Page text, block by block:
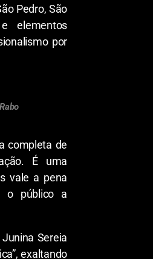
Pedro, São
elementos
por
completa de
É uma
vale a pena
o público a
Sereia
exaltando